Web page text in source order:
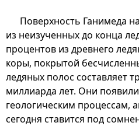
Поверхность Ганимеда
из неизученных до конца
процентов из древнего
коры, покрытой
ледяных полос составляет
миллиарда лет. Они
геологическим процессам,
сегодня ставится под